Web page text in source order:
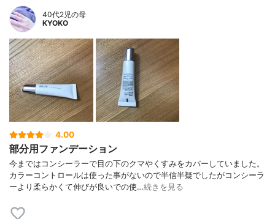
40代2児の母
KYOKO
4.00
部分用ファンデーション
今まではコンシーラーで目の下のクマやくすみをカバーしていました。
カラーコントロールは使った事がないので半信半疑でしたがコンシーラ
ーより柔らかくて伸びが良いでの使…続きを見る